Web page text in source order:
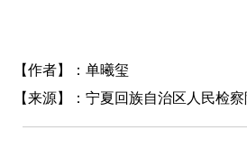
【作者】：单曦玺
【来源】：宁夏回族自治区人民检